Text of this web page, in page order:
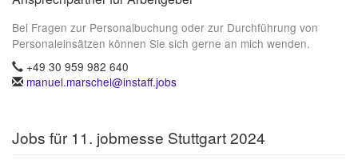
Bei Fragen zur Personalbuchung oder zur Durchführung von
Personaleinsätzen können Sie sich gerne an mich wenden.
+49 30 959 982 640
manuel.marschel@instaff.jobs
Jobs für 11. jobmesse Stuttgart 2024